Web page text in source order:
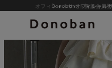
オフィシャルサイト新規会員